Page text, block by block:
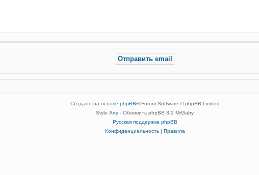
Создано на основе phpBB® Forum Software © phpBB Limited
Style Arty - Обновить phpBB 3.2 MrGaby
Русская поддержка phpBB
Конфиденциальность| Правила